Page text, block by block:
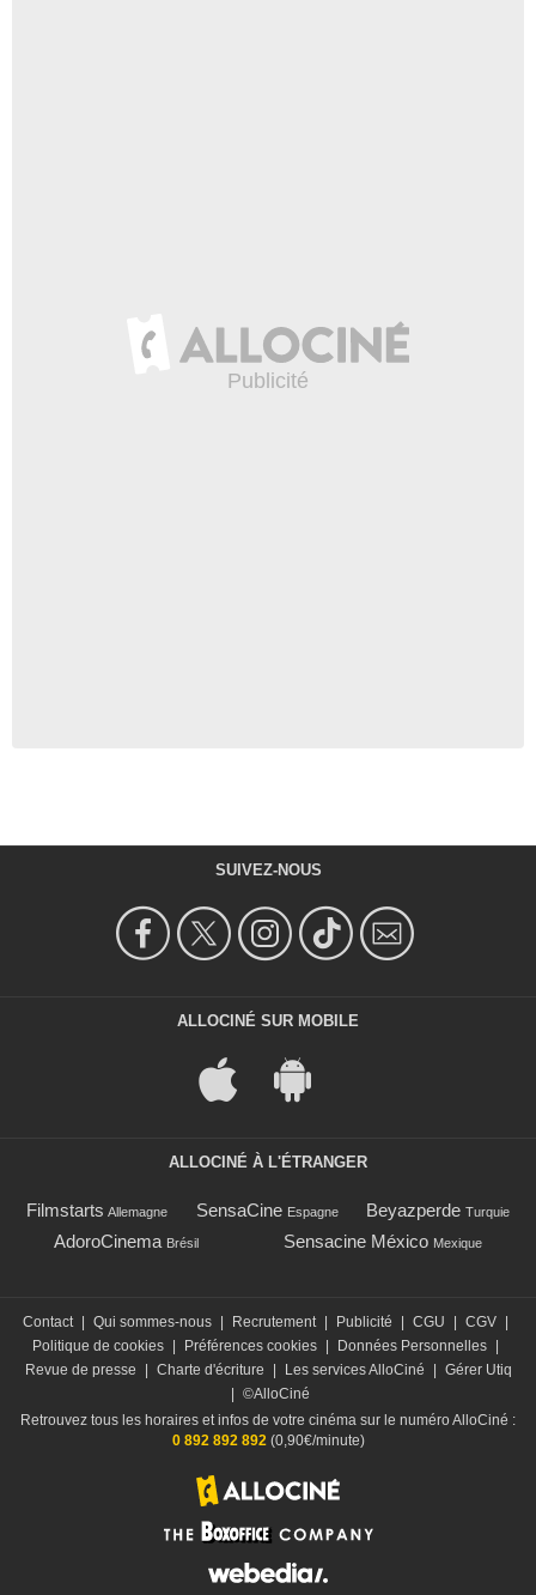
SUIVEZ-NOUS
ALLOCINÉ SUR MOBILE
ALLOCINÉ À L'ÉTRANGER
Filmstarts Allemagne SensaCine Espagne Beyazperde Turquie
AdoroCinema Brésil Sensacine México Mexique
Contact Qui sommes-nous Recrutement Publicité CGU CGV
Politique de cookies
Préférences cookies Données Personnelles
Revue de presse
Charte d'écriture Les services AlloCiné
Gérer Utiq
©AlloCiné
Retrouvez tous les horaires et infos de votre cinéma sur le numéro AlloCiné :
0 892 892 892(0,90€/minute)